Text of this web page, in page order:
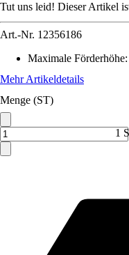
Tut uns leid! Dieser Artikel
Art.-Nr. 12356186
Maximale Förderhöhe:
Mehr Artikeldetails
Menge (ST)
1